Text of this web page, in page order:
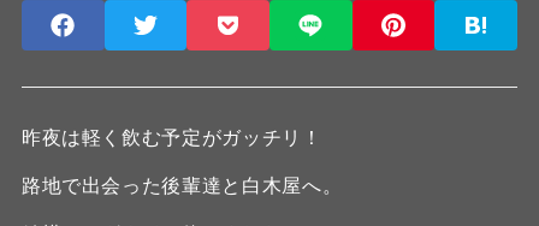
昨夜は軽く飲む予定がガッチリ！
路地で出会った後輩達と白木屋へ。